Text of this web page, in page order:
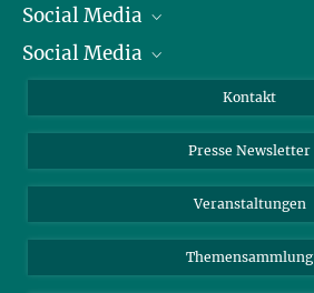
Präsident
Zahlen und Fakten
Social Media
Bluesky
TikTok
Social Media
Instagram
YouTube
Kontakt
Presse Newsletter
Veranstaltungen
Themensammlung